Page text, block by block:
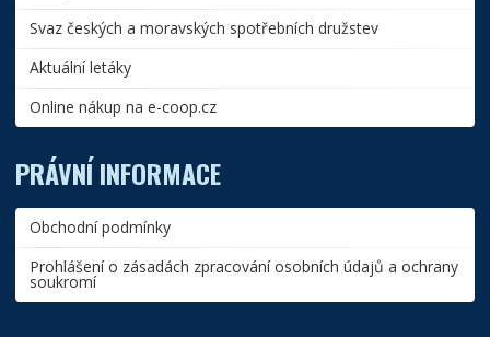
Svaz českých a moravských spotřebních družstev
Aktuální letáky
Online nákup na e-coop.cz
PRÁVNÍ INFORMACE
Obchodní podmínky
Prohlášení o zásadách zpracování osobních údajů a ochrany
soukromí